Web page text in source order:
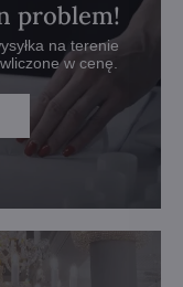
problem!
na terenie
w cenę.